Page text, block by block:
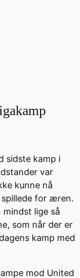
sidste kamp i
var
kunne nå
for æren.
lige så
som når der er
kamp med
mod United